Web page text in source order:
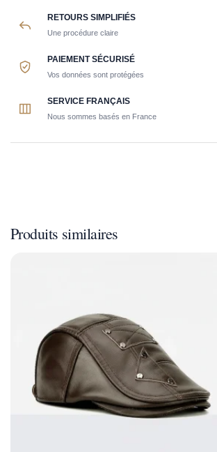
RETOURS SIMPLIFIÉS
Une procédure claire
PAIEMENT SÉCURISÉ
Vos données sont protégées
SERVICE FRANÇAIS
Nous sommes basés en France
Produits similaires